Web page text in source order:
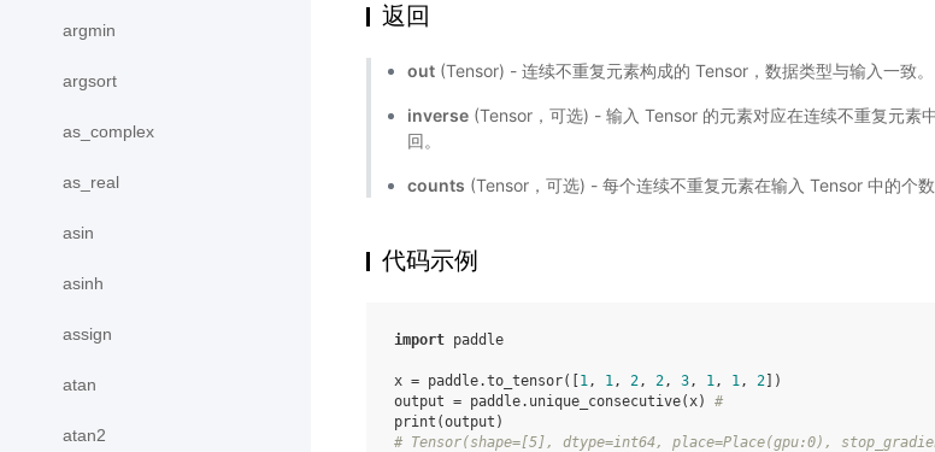
argmin
argsort
as_complex
as_real
asin
asinh
assign
atan
atan2
返回
out (Tensor) - 连续不重复元素构成的 Tensor，数据类型与输入一致。
inverse (Tensor，可选) - 输入 Tensor 的元素对应在连续不重复元素
回。
counts (Tensor，可选) - 每个连续不重复元素在输入 Tensor 中的个
代码示例
import paddle
x = paddle.to_tensor([ 1, 1, 2, 2, 3, 1, 1, 2 ])
output = paddle. unique_consecutive(x)
#
print (output )
# Tensor(shape=[5], dtype=int64, place=Place(gpu:0),